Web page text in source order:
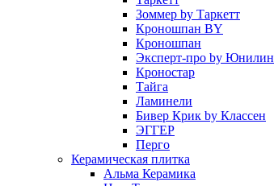
Зоммер by Таркетт
Кроношпан BY
Кроношпан
Эксперт-про by Юнилин
Кроностар
Тайга
Ламинели
Бивер Крик by Классен
ЭГГЕР
Перго
Керамическая плитка
Альма Керамика